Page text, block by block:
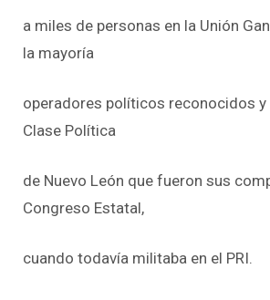
a miles de personas en la Unión
la mayoría
operadores políticos reconocidos
Clase Política
de Nuevo León que fueron sus
Congreso Estatal,
cuando todavía militaba en el PRI.